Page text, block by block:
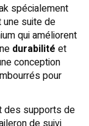
spécialement
une suite de
qui améliorent
durabilité et
conception
pour
des supports de